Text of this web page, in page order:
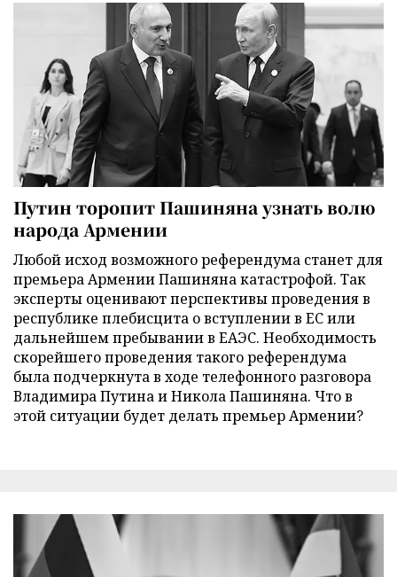
Путин торопит Пашиняна узнать волю
народа Армении
Любой исход возможного референдума станет для
премьера Армении Пашиняна катастрофой. Так
эксперты оценивают перспективы проведения в
республике плебисцита о вступлении в ЕС или
дальнейшем пребывании в ЕАЭС. Необходимость
скорейшего проведения такого референдума
была подчеркнута в ходе телефонного разговора
Владимира Путина и Никола Пашиняна. Что в
этой ситуации будет делать премьер Армении?